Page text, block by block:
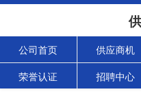
公司首页 供应商机
荣誉认证 招聘中心